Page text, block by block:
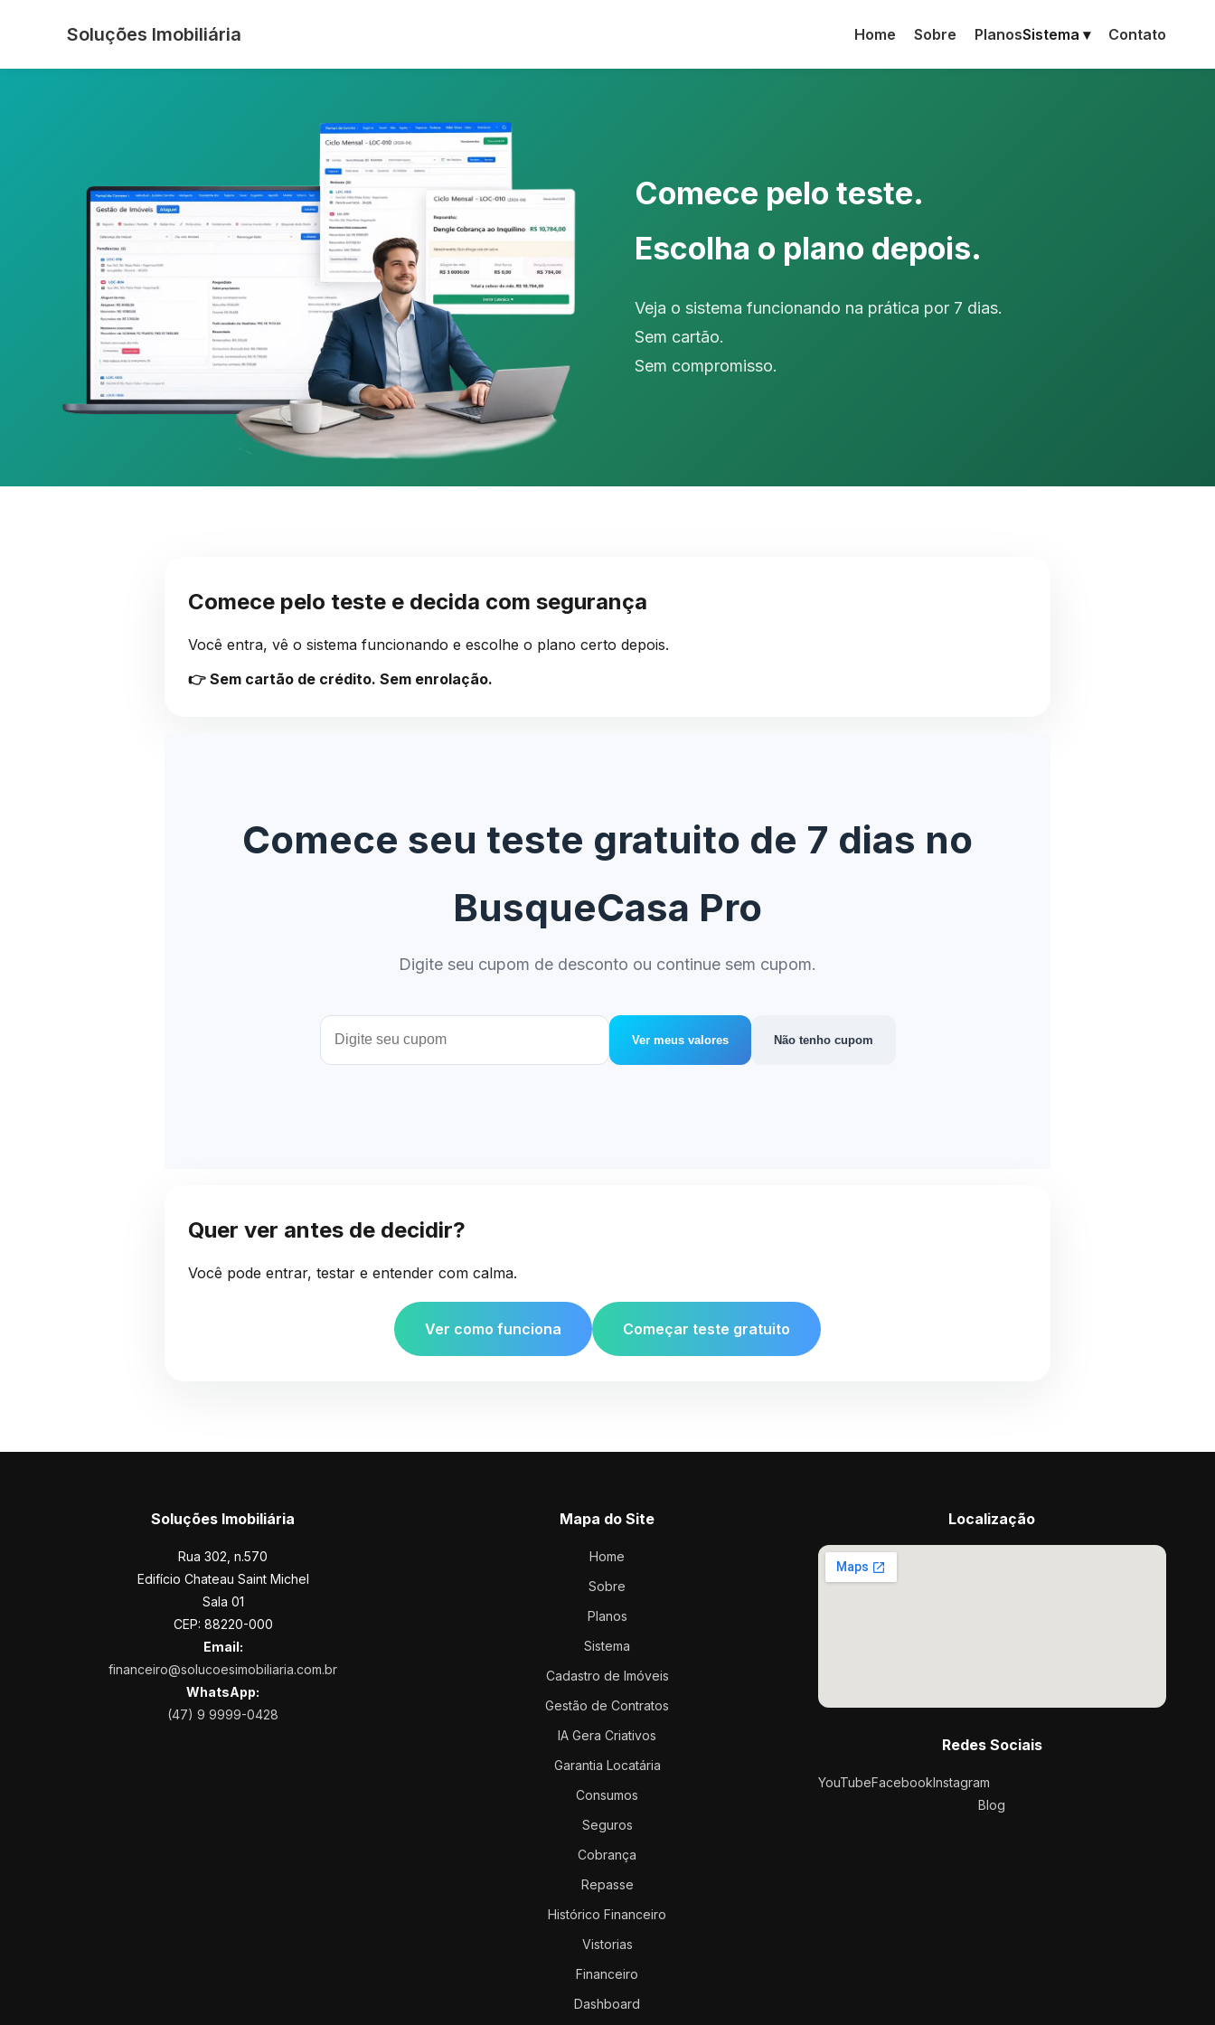
Soluções Imobiliária Home Sobre PlanosSistema ▾ Contato
Comece pelo teste.
Escolha o plano depois.
Veja o sistema funcionando na prática por 7 dias.
Sem cartão.
Sem compromisso.
Comece pelo teste e decida com segurança
Você entra, vê o sistema funcionando e escolhe o plano certo depois.
👉 Sem cartão de crédito. Sem enrolação.
Comece seu teste gratuito de 7 dias no
BusqueCasa Pro
Digite seu cupom de desconto ou continue sem cupom.
Ver meus valores Não tenho cupom
Quer ver antes de decidir?
Você pode entrar, testar e entender com calma.
Ver como funciona Começar teste gratuito
Soluções Imobiliária
Rua 302, n.570
Edifício Chateau Saint Michel
Sala 01
CEP: 88220-000
Email:
financeiro@solucoesimobiliaria.com.br
WhatsApp:
(47) 9 9999-0428
Mapa do Site
Home
Sobre
Planos
Sistema
Cadastro de Imóveis
Gestão de Contratos
IA Gera Criativos
Garantia Locatária
Consumos
Seguros
Cobrança
Repasse
Histórico Financeiro
Vistorias
Financeiro
Dashboard
Localização
Redes Sociais
YouTubeFacebookInstagram
Blog